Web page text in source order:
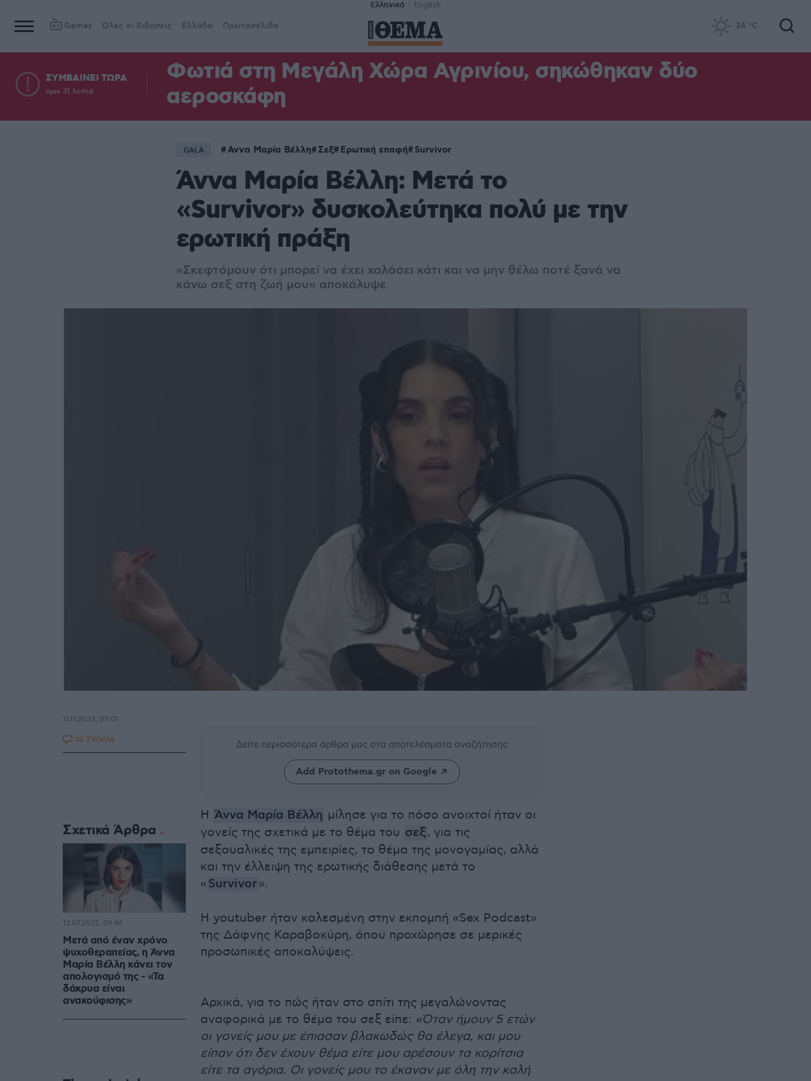
Ελληνικά English
Games Όλες οι Ειδήσεις Ελλάδα Πρωτοσέλιδα 34 °C
ΣΥΜΒΑΙΝΕΙ ΤΩΡΑ
πριν 31 λεπτά
Φωτιά στη Μεγάλη Χώρα Αγρινίου, σηκώθηκαν δύο
αεροσκάφη
GALA Αννα Μαρία Βέλλη Σεξ Ερωτική επαφή Survivor
Άννα Μαρία Βέλλη: Μετά το
«Survivor» δυσκολεύτηκα πολύ με την
ερωτική πράξη
«Σκεφτόμουν ότι μπορεί να έχει χαλάσει κάτι και να μην θέλω ποτέ ξανά να
κάνω σεξ στη ζωή μου» αποκάλυψε
Δείτε περισσότερα άρθρα μας στα αποτελέσματα αναζήτησης
Add Protothema.gr on Google
Η Άννα Μαρία Βέλλη μίλησε για το πόσο ανοιχτοί ήταν οι
γονείς της σχετικά με το θέμα του σεξ, για τις
σεξουαλικές της εμπειρίες, το θέμα της μονογαμίας, αλλά
και την έλλειψη της ερωτικής διάθεσης μετά το
« Survivor».
Η youtuber ήταν καλεσμένη στην εκπομπή «Sex Podcast»
της Δάφνης Καραβοκύρη, όπου προχώρησε σε μερικές
προσωπικές αποκαλύψεις.
Αρχικά, για το πώς ήταν στο σπίτι της μεγαλώνοντας
αναφορικά με το θέμα του σεξ είπε: «Όταν ήμουν 5 ετών
οι γονείς μου με έπιασαν βλακωδώς θα έλεγα, και μου
είπαν ότι δεν έχουν θέμα είτε μου αρέσουν τα κορίτσια
είτε τα αγόρια. Οι γονείς μου το έκαναν με όλη την καλή
11.11.2023, 09:01
30 ΣΧΟΛΙΑ
Σχετικά Άρθρα
Μετά από έναν χρόνο
ψυχοθεραπείας, η Άννα
Μαρία Βέλλη κάνει τον
απολογισμό της - «Τα
δάκρυα είναι
ανακούφισης»
13.07.2022, 09:46